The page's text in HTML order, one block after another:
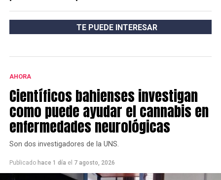
TE PUEDE INTERESAR
AHORA
Científicos bahienses investigan
como puede ayudar el cannabis en
enfermedades neurológicas
Son dos investigadores de la UNS.
Publicado hace 1 día el 7 agosto, 2026